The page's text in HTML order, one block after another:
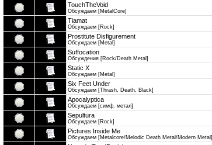
TouchTheVoid
Обсуждаем [MetalCore]
Tiamat
Обсуждаем [Rock]
Prostitute Disfigurement
Обсуждаем [Metal]
Suffocation
Обсуждения [Rock/Death Metal]
Static X
Обсуждаем [Metal]
Six Feet Under
Обсуждаем [Thrash, Death, Black]
Apocalyptica
Обсуждаем [симф. метал]
Sepultura
Обсуждаем [Rock]
Pictures Inside Me
Обсуждаем [Metalcore/Melodic ​Death Metal/Modern Metal]